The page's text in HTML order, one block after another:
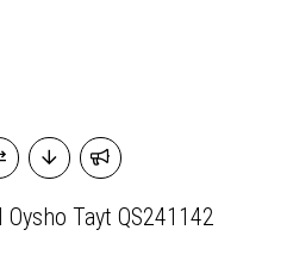
Tayt QS241142